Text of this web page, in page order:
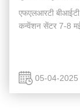
एफएलआरटी
कन्वेंशन सेंटर 7-8
05-04-2025